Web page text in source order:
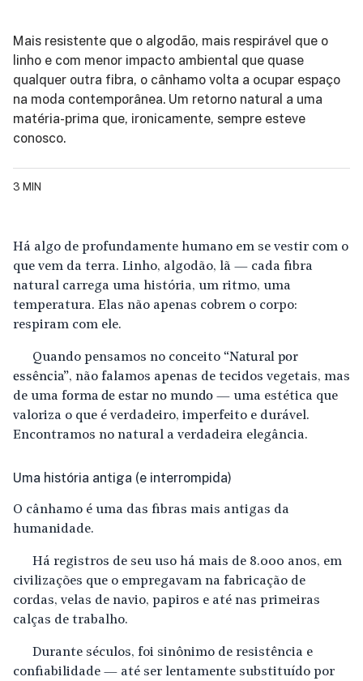
Mais resistente que o algodão, mais respirável que o
linho e com menor impacto ambiental que quase
qualquer outra fibra, o cânhamo volta a ocupar espaço
na moda contemporânea. Um retorno natural a uma
matéria-prima que, ironicamente, sempre esteve
conosco.
3 MIN
Há algo de profundamente humano em se vestir com o
que vem da terra. Linho, algodão, lã — cada fibra
natural carrega uma história, um ritmo, uma
temperatura. Elas não apenas cobrem o corpo:
respiram com ele.
Quando pensamos no conceito “Natural por
essência”, não falamos apenas de tecidos vegetais, mas
de uma forma de estar no mundo — uma estética que
valoriza o que é verdadeiro, imperfeito e durável.
Encontramos no natural a verdadeira elegância.
Uma história antiga (e interrompida)
O cânhamo é uma das fibras mais antigas da
humanidade.
Há registros de seu uso há mais de 8.000 anos, em
civilizações que o empregavam na fabricação de
cordas, velas de navio, papiros e até nas primeiras
calças de trabalho.
Durante séculos, foi sinônimo de resistência e
confiabilidade — até ser lentamente substituído por